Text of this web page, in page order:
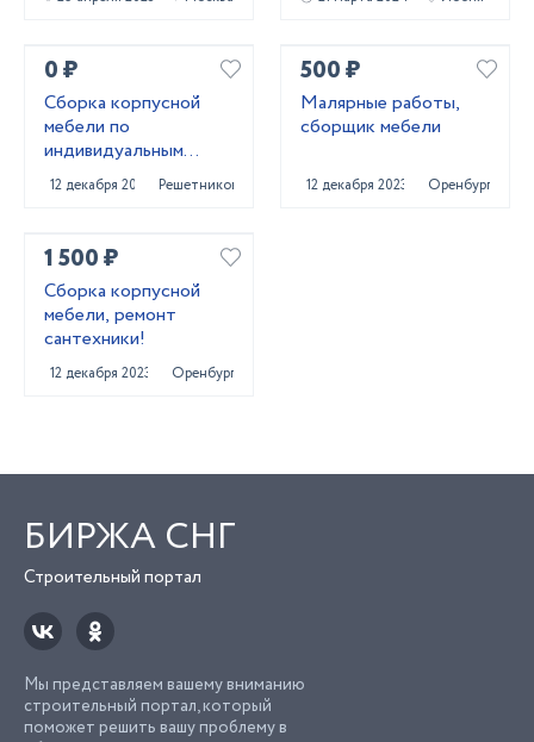
неполадок
0 ₽
Сборка корпусной
мебели по
индивидуальным
размерам в Твери
12 декабря 2021 Решетниково
500 ₽
Малярные работы,
сборщик мебели
12 декабря 2023 Оренбург
1 500 ₽
Сборка корпусной
мебели, ремонт
сантехники!
12 декабря 2023 Оренбург
БИРЖА СНГ
Строительный портал
Мы представляем вашему вниманию
строительный портал, который
поможет решить вашу проблему в